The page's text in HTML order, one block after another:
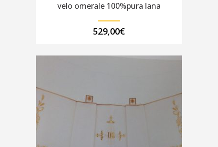
velo omerale 100%pura lana
529,00€